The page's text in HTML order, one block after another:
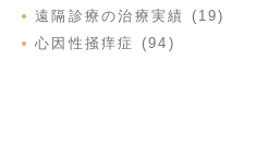
遠隔診療の治療実績 (19)
心因性掻痒症 (94)